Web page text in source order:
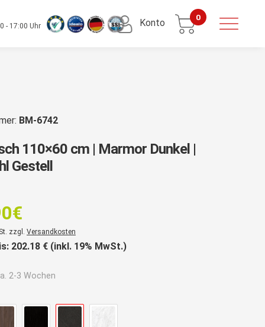
- 17:00 Uhr Konto 0
BM-6742
110×60 cm | Marmor Dunkel |
Gestell
€
zzgl. Versandkosten
202.18 € (inkl. 19% MwSt.)
2-3 Wochen